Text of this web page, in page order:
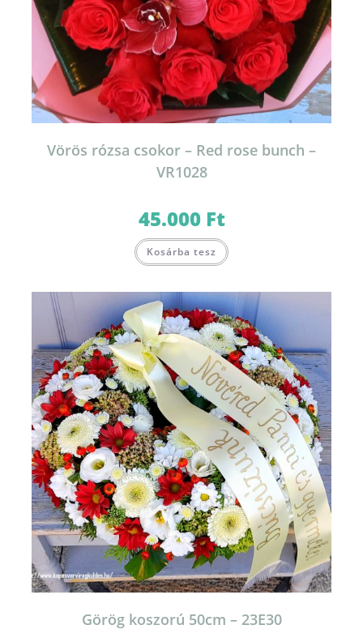
Vörös rózsa csokor – Red rose bunch –
VR1028
45.000 Ft
Kosárba tesz
Görög koszorú 50cm – 23E30